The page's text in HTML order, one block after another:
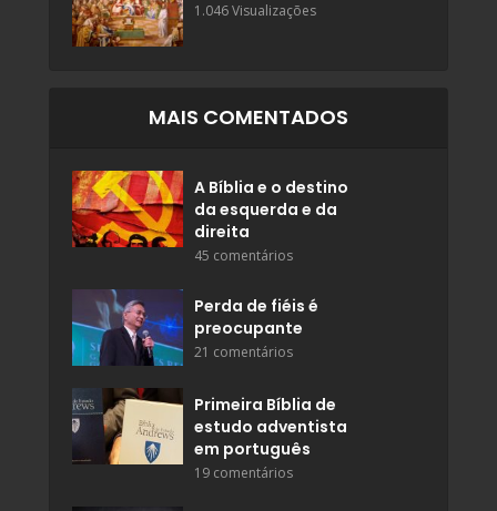
1.046 Visualizações
MAIS COMENTADOS
A Bíblia e o destino
da esquerda e da
direita
45 comentários
Perda de fiéis é
preocupante
21 comentários
Primeira Bíblia de
estudo adventista
em português
19 comentários